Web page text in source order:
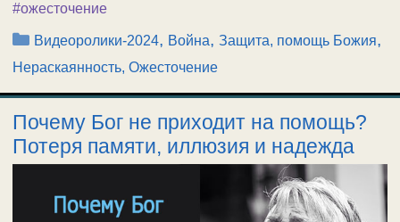
#ожесточение
Рубрики
Видеоролики-2024, Война,Защита, помощь Божия,
Нераскаянность, Ожесточение
Почему Бог не приходит на помощь?
Потеря памяти, иллюзия и надежда